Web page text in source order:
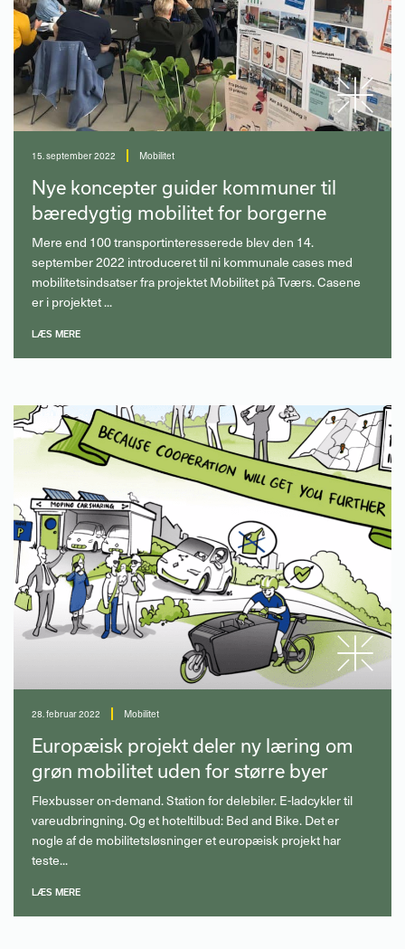
15. september 2022 Mobilitet
Nye koncepter guider kommuner til
bæredygtig mobilitet for borgerne
Mere end 100 transportinteresserede blev den 14.
september 2022 introduceret til ni kommunale cases med
mobilitetsindsatser fra projektet Mobilitet på Tværs. Casene
er i projektet ...
LÆS MERE
28. februar 2022 Mobilitet
Europæisk projekt deler ny læring om
grøn mobilitet uden for større byer
Flexbusser on-demand. Station for delebiler. E-ladcykler til
vareudbringning. Og et hoteltilbud: Bed and Bike. Det er
nogle af de mobilitetsløsninger et europæisk projekt har
teste...
LÆS MERE